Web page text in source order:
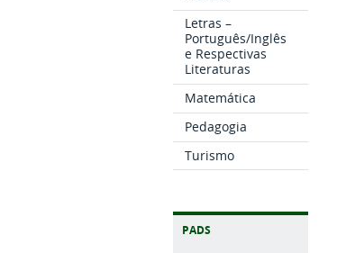
Letras –
Português/Inglês
e Respectivas
Literaturas
Matemática
Pedagogia
Turismo
PADS